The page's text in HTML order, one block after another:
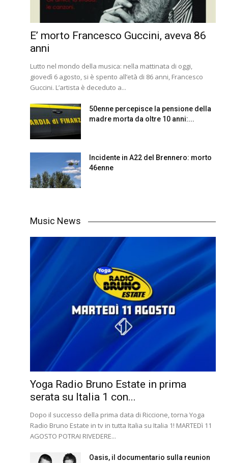
E’ morto Francesco Guccini, aveva 86
anni
Lutto nel mondo della musica: nella mattinata di oggi,
giovedì 6 agosto, si è spento all’età di 86 anni, Francesco
Guccini. L’artista è deceduto a...
50enne percepisce la pensione della
madre morta da oltre 10 anni:...
Incidente in A22 del Brennero: morto
46enne
Music News
Yoga Radio Bruno Estate in prima
serata su Italia 1 con...
Dopo il successo della prima data di Riccione, torna Yoga
Radio Bruno Estate in tv in tutta Italia su Italia 1! MARTEDì 11
AGOSTO POTRAI RIVEDERE...
Oasis, il documentario sulla reunion